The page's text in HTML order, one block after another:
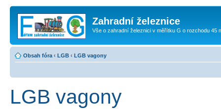
Zahradní železnice
Vše o zahradní železnici v měřítku G o rozchodu 45
Obsah fóra ‹ LGB ‹ LGB vagony
LGB vagony